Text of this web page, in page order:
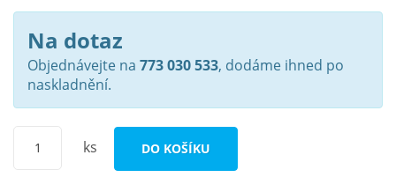
Na dotaz
Objednávejte na 773 030 533, dodáme ihned po
naskladnění.
ks DO KOŠÍKU